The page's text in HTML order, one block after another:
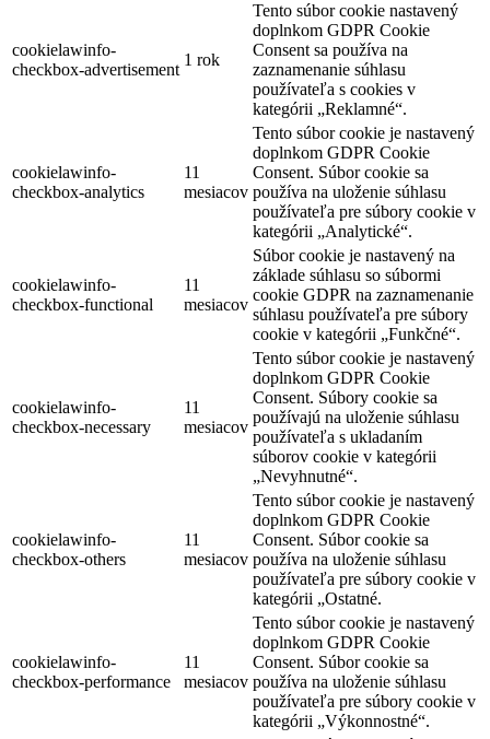
cookielawinfo-
checkbox-advertisement
1 rok
Tento súbor cookie nastavený
doplnkom GDPR Cookie
Consent sa používa na
zaznamenanie súhlasu
používateľa s cookies v
kategórii „Reklamné“.
cookielawinfo-
checkbox-analytics
11
mesiacov
Tento súbor cookie je nastavený
doplnkom GDPR Cookie
Consent. Súbor cookie sa
používa na uloženie súhlasu
používateľa pre súbory cookie v
kategórii „Analytické“.
cookielawinfo-
checkbox-functional
11
mesiacov
Súbor cookie je nastavený na
základe súhlasu so súbormi
cookie GDPR na zaznamenanie
súhlasu používateľa pre súbory
cookie v kategórii „Funkčné“.
cookielawinfo-
checkbox-necessary
11
mesiacov
Tento súbor cookie je nastavený
doplnkom GDPR Cookie
Consent. Súbory cookie sa
používajú na uloženie súhlasu
používateľa s ukladaním
súborov cookie v kategórii
„Nevyhnutné“.
cookielawinfo-
checkbox-others
11
mesiacov
Tento súbor cookie je nastavený
doplnkom GDPR Cookie
Consent. Súbor cookie sa
používa na uloženie súhlasu
používateľa pre súbory cookie v
kategórii „Ostatné.
cookielawinfo-
checkbox-performance
11
mesiacov
Tento súbor cookie je nastavený
doplnkom GDPR Cookie
Consent. Súbor cookie sa
používa na uloženie súhlasu
používateľa pre súbory cookie v
kategórii „Výkonnostné“.